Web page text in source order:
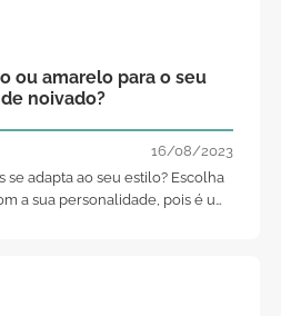
ou amarelo para o seu
noivado?
16/08/2023
se adapta ao seu estilo? Escolha
a sua personalidade, pois é um